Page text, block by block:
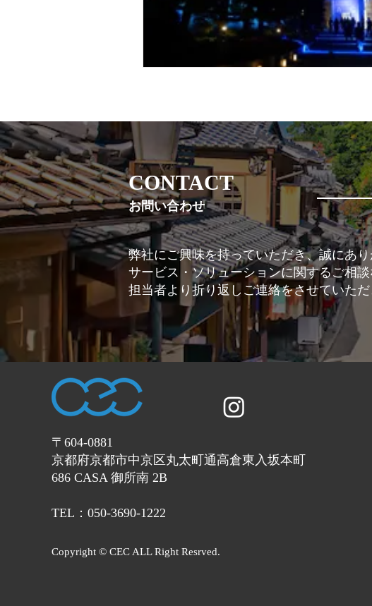
CONTACT
お問い合わせ
弊社にご興味を持っていただき、誠にあ
サービス・ソリューションに関するご相
担当者より折り返しご連絡をさせていた
〒604-0881
京都府京都市中京区丸太町通高倉東入坂本町
686 CASA 御所南 2B
TEL：050-3690-1222
Copyright © CEC ALL Right Resrved.